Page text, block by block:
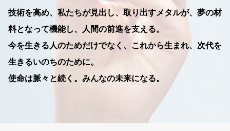
技術を高め、私たちが見出し、取り出すメタルが、夢の材
料となって機能し、人間の前進を支える。
今を生きる人のためだけでなく、これから生まれ、次代を
生きるいのちのために。
使命は脈々と続く。みんなの未来になる。